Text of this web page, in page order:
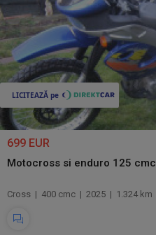
699 EUR
Motocross si enduro 125 cmc
Cross | 400 cmc | 2025 | 1.324 km